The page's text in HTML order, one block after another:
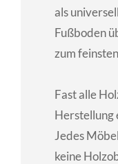
als
Fußboden
zum
Fast alle
Herstellung
Jedes
keine